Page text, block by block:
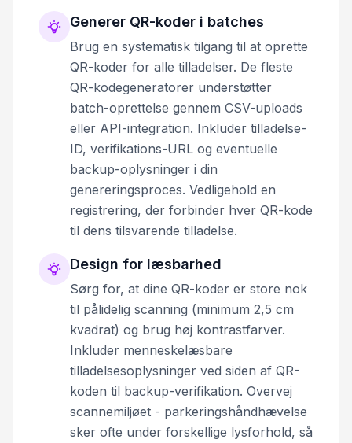
Generer QR-koder i batches
Brug en systematisk tilgang til at oprette
QR-koder for alle tilladelser. De fleste
QR-kodegeneratorer understøtter
batch-oprettelse gennem CSV-uploads
eller API-integration. Inkluder tilladelse-
ID, verifikations-URL og eventuelle
backup-oplysninger i din
genereringsproces. Vedligehold en
registrering, der forbinder hver QR-kode
til dens tilsvarende tilladelse.
Design for læsbarhed
Sørg for, at dine QR-koder er store nok
til pålidelig scanning (minimum 2,5 cm
kvadrat) og brug høj kontrastfarver.
Inkluder menneskelæsbare
tilladelsesoplysninger ved siden af QR-
koden til backup-verifikation. Overvej
scannemiljøet - parkeringshåndhævelse
sker ofte under forskellige lysforhold, så